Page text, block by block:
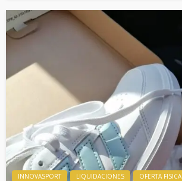
INNOVASPORT LIQUIDACIONES OFERTA FISICA